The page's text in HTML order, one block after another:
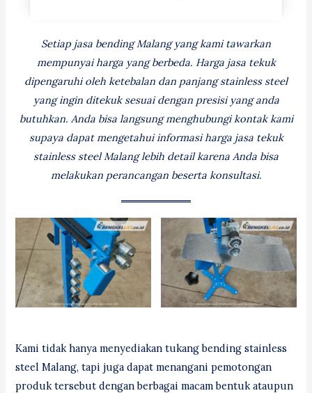
Setiap jasa bending Malang yang kami tawarkan
mempunyai harga yang berbeda. Harga jasa tekuk
dipengaruhi oleh ketebalan dan panjang stainless steel
yang ingin ditekuk sesuai dengan presisi yang anda
butuhkan. Anda bisa langsung menghubungi kontak kami
supaya dapat mengetahui informasi harga jasa tekuk
stainless steel Malang lebih detail karena Anda bisa
melakukan perancangan beserta konsultasi.
Kami tidak hanya menyediakan tukang bending stainless
steel Malang, tapi juga dapat menangani pemotongan
produk tersebut dengan berbagai macam bentuk ataupun